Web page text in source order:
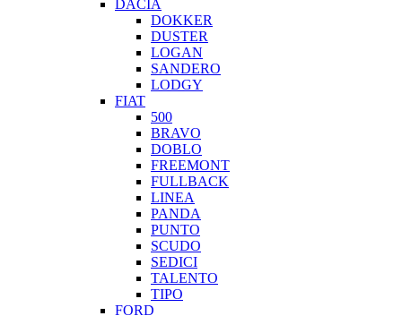
DACIA
DOKKER
DUSTER
LOGAN
SANDERO
LODGY
FIAT
500
BRAVO
DOBLO
FREEMONT
FULLBACK
LINEA
PANDA
PUNTO
SCUDO
SEDICI
TALENTO
TIPO
FORD